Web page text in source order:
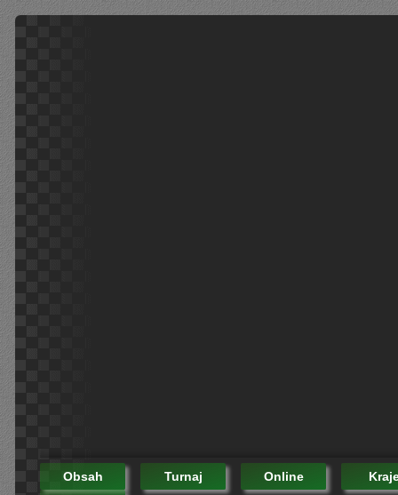
Obsah Turnaj Online